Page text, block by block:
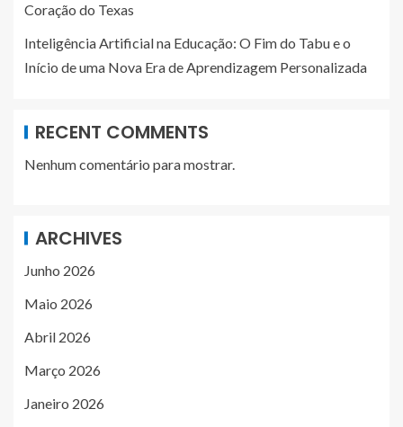
Coração do Texas
Inteligência Artificial na Educação: O Fim do Tabu e o
Início de uma Nova Era de Aprendizagem Personalizada
RECENT COMMENTS
Nenhum comentário para mostrar.
ARCHIVES
Junho 2026
Maio 2026
Abril 2026
Março 2026
Janeiro 2026